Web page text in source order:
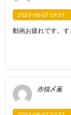
2023-08-07 19:57
動画お疲れです。
赤猫〆薫